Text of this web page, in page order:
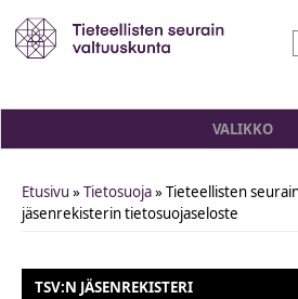
VALIKKO
You are here
Etusivu»Tietosuoja» Tieteellisten
jäsenrekisterin tietosuojaseloste
TSV:N JÄSENREKISTERI